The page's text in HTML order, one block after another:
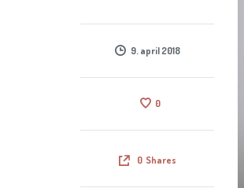
9. april 2018
0
0 Shares